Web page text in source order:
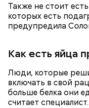
Также не стоит
которых есть
предупредила
Как есть яйца
Люди, которые
включать в свой
больше белка они
считает специалист.
есть с
узнала у врача —
Натальи Лазуренко,
пользой для